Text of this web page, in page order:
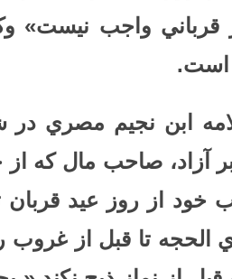
قرباني واجب نيست»
است.
ابن نجيم مصري در
آزاد، صاحب مال كه از
خود از روز عيد
الحجه تا قبل از